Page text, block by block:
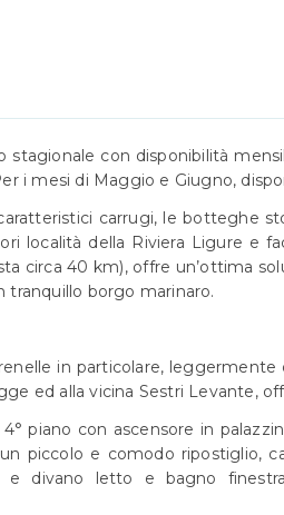
stagionale con disponibilità
i mesi di Maggio e Giugno,
carrugi, le botteghe
località della Riviera Ligure e
circa 40 km), offre un’ottima
tranquillo borgo marinaro.
in particolare,
ed alla vicina Sestri Levante,
piano con ascensore in
piccolo e comodo ripostiglio,
e divano letto e bagno